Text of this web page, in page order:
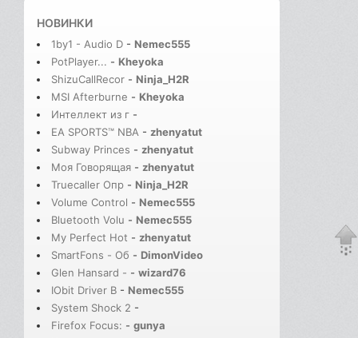
НОВИНКИ
1by1 - Audio D - Nemec555
PotPlayer... - Kheyoka
ShizuCallRecor - Ninja_H2R
MSI Afterburne - Kheyoka
Интеллект из г -
EA SPORTS™ NBA - zhenyatut
Subway Princes - zhenyatut
Моя Говорящая - zhenyatut
Truecaller Опр - Ninja_H2R
Volume Control - Nemec555
Bluetooth Volu - Nemec555
My Perfect Hot - zhenyatut
SmartFons - Об - DimonVideo
Glen Hansard - - wizard76
IObit Driver B - Nemec555
System Shock 2 -
Firefox Focus: - gunya